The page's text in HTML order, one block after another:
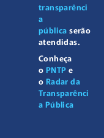
transparênci
a
pública serão
atendidas.
Conheça
o PNTP e
o Radar da
Transparênci
a Pública